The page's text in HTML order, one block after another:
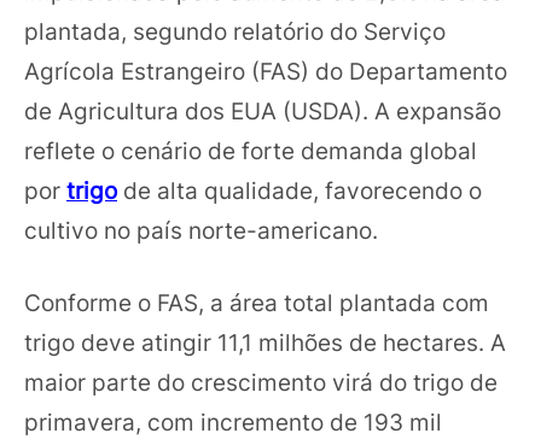
plantada, segundo relatório do Serviço
Agrícola Estrangeiro (FAS) do Departamento
de Agricultura dos EUA (USDA). A expansão
reflete o cenário de forte demanda global
por trigode alta qualidade, favorecendo o
cultivo no país norte-americano.
Conforme o FAS, a área total plantada com
trigo deve atingir 11,1 milhões de hectares. A
maior parte do crescimento virá do trigo de
primavera, com incremento de 193 mil